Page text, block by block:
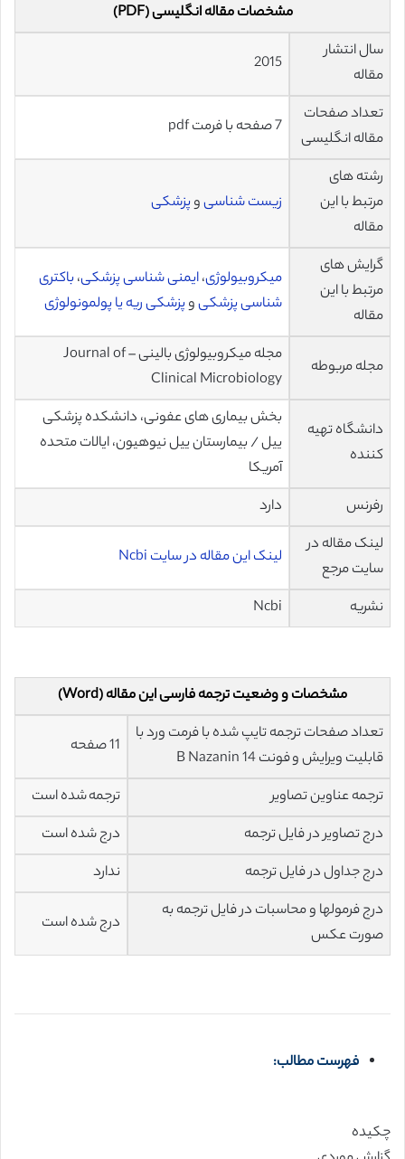
مشخصات مقاله انگلیسی (PDF)
سال انتشار
مقاله
2015
تعداد صفحات
مقاله انگلیسی
7 صفحه با فرمت pdf
رشته های
مرتبط با این
مقاله
زیست شناسیوپزشکی
گرایش های
مرتبط با این
مقاله
میکروبیولوژی،ایمنی شناسی پزشکی،باکتری
شناسی پزشکیوپزشکی ریه یا پولمونولوژی
مجله مربوطه
مجله میکروبیولوژی بالینی – Journal of
Clinical Microbiology
دانشگاه تهیه
کننده
بخش بیماری های عفونی، دانشکده پزشکی
ییل / بیمارستان ییل نیوهیون، ایالات متحده
آمریکا
رفرنس
دارد
لینک مقاله در
سایت مرجع
لینک این مقاله در سایت Ncbi
نشریه Ncbi
مشخصات و وضعیت ترجمه فارسی این مقاله (Word)
تعداد صفحات ترجمه تایپ شده با فرمت ورد با
قابلیت ویرایش و فونت 14 B Nazanin
11 صفحه
ترجمه عناوین تصاویر
ترجمه شده است
درج تصاویر در فایل ترجمه
درج شده است
درج جداول در فایل ترجمه
ندارد
درج فرمولها و محاسبات در فایل ترجمه به
صورت عکس
درج شده است
فهرست مطالب:
چکیده